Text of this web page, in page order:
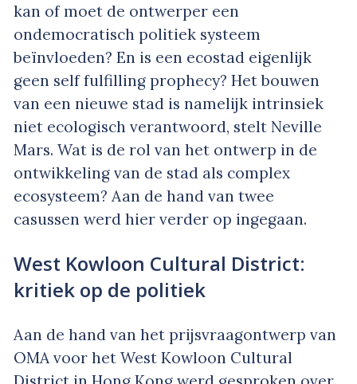
kan of moet de ontwerper een
ondemocratisch politiek systeem
beïnvloeden? En is een ecostad eigenlijk
geen self fulfilling prophecy? Het bouwen
van een nieuwe stad is namelijk intrinsiek
niet ecologisch verantwoord, stelt Neville
Mars. Wat is de rol van het ontwerp in de
ontwikkeling van de stad als complex
ecosysteem? Aan de hand van twee
casussen werd hier verder op ingegaan.
West Kowloon Cultural District:
kritiek op de politiek
Aan de hand van het prijsvraagontwerp van
OMA voor het West Kowloon Cultural